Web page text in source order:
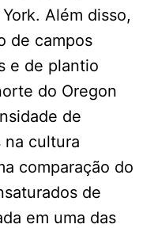
Além disso,
de campos
e de plantio
do Oregon
de
na cultura
comparação do
de
em uma das